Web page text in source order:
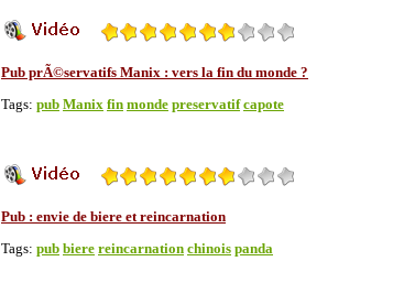
Pub prÃ©servatifs Manix : vers la fin du monde ?
Tags: pub Manix fin monde preservatif capote
Pub : envie de biere et reincarnation
Tags: pub biere reincarnation chinois panda